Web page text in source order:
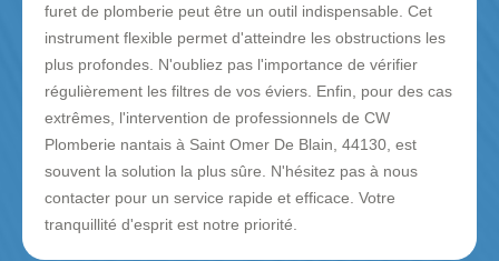
furet de plomberie peut être un outil indispensable. Cet
instrument flexible permet d'atteindre les obstructions les
plus profondes. N'oubliez pas l'importance de vérifier
régulièrement les filtres de vos éviers. Enfin, pour des cas
extrêmes, l'intervention de professionnels de CW
Plomberie nantais à Saint Omer De Blain, 44130, est
souvent la solution la plus sûre. N'hésitez pas à nous
contacter pour un service rapide et efficace. Votre
tranquillité d'esprit est notre priorité.